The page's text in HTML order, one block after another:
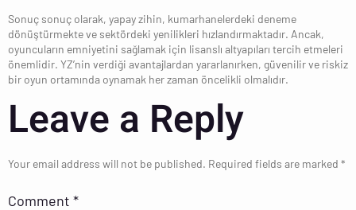
Sonuç sonuç olarak, yapay zihin, kumarhanelerdeki deneme
dönüştürmekte ve sektördeki yenilikleri hızlandırmaktadır. Ancak,
oyuncuların emniyetini sağlamak için lisanslı altyapıları tercih etmeleri
önemlidir. YZ’nin verdiği avantajlardan yararlanırken, güvenilir ve riskiz
bir oyun ortamında oynamak her zaman öncelikli olmalıdır.
Leave a Reply
Your email address will not be published. Required fields are marked *
Comment *